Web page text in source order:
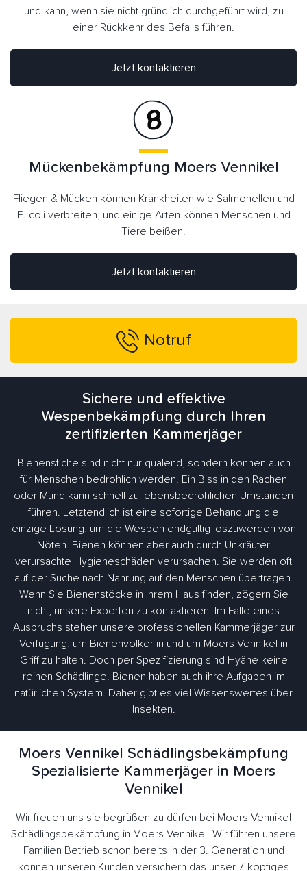
und kann, wenn sie nicht gründlich durchgeführt wird, zu
einer Rückkehr des Befalls führen.
Jetzt kontaktieren
Jetzt kontaktieren
Mückenbekämpfung Moers Vennikel
Fliegen & Mücken können Krankheiten wie Salmonellen und
E. coli verbreiten, und einige Arten können Menschen und
Tiere beißen.
Notruf
Sichere und effektive
Wespenbekämpfung durch Ihren
zertifizierten Kammerjäger
Bienenstiche sind nicht nur quälend, sondern können auch
für Menschen bedrohlich werden. Ein Biss in den Rachen
oder Mund kann schnell zu lebensbedrohlichen Umständen
führen. Letztendlich ist eine sofortige Behandlung die
einzige Lösung, um die Wespen endgültig loszuwerden von
Nöten. Bienen können aber auch durch Unkräuter
verursachte Hygieneschäden verursachen. Sie werden oft
auf der Suche nach Nahrung auf den Menschen übertragen.
Wenn Sie Bienenstöcke in Ihrem Haus finden, zögern Sie
nicht, unsere Experten zu kontaktieren. Im Falle eines
Ausbruchs stehen unsere professionellen Kammerjäger zur
Verfügung, um Bienenvölker in und um Moers Vennikel in
Griff zu halten. Doch per Spezifizierung sind Hyäne keine
reinen Schädlinge. Bienen haben auch ihre Aufgaben im
natürlichen System. Daher gibt es viel Wissenswertes über
Insekten.
Moers Vennikel Schädlingsbekämpfung
Spezialisierte Kammerjäger in Moers
Vennikel
Wir freuen uns sie begrüßen zu dürfen bei Moers Vennikel
Schädlingsbekämpfung in Moers Vennikel. Wir führen unsere
Familien Betrieb schon bereits in der 3. Generation und
können unseren Kunden versichern das unser 7-köpfiges